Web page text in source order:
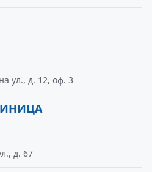
ул., д. 12, оф. 3
д. 67